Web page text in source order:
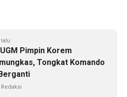
Pimpin Korem
Tongkat Komando
Redaksi